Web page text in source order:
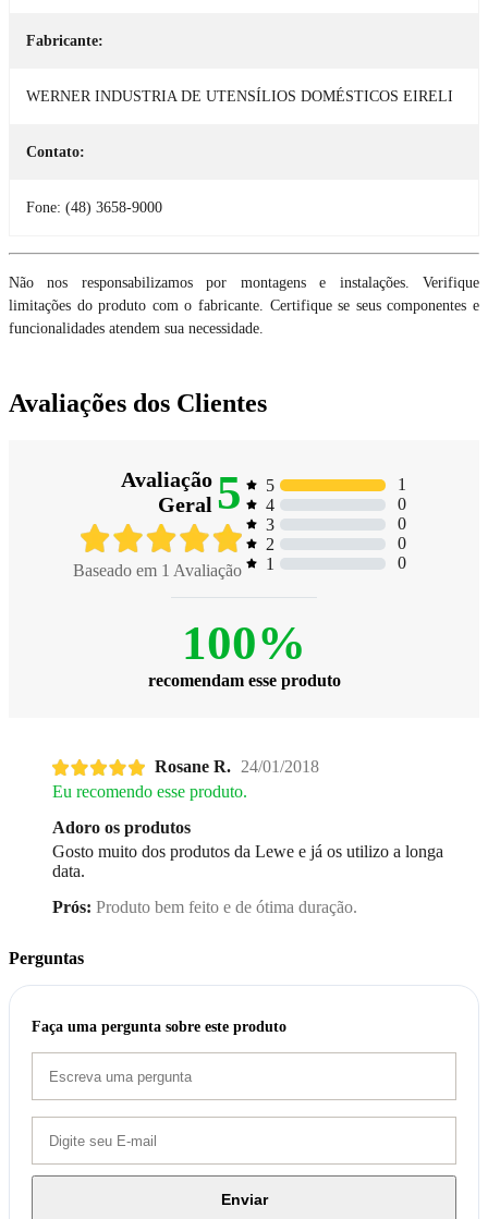
Fabricante:
WERNER INDUSTRIA DE UTENSÍLIOS DOMÉSTICOS EIRELI
Contato:
Fone: (48) 3658-9000
Não nos responsabilizamos por montagens e instalações. Verifique
limitações do produto com o fabricante. Certifique se seus componentes e
funcionalidades atendem sua necessidade.
Avaliações dos Clientes
Avaliação
Geral 5
Baseado em 1 Avaliação
5
1
4
0
3
0
2
0
1
0
100%
recomendam esse produto
Rosane R. 24/01/2018
Eu recomendo esse produto.
Adoro os produtos
Gosto muito dos produtos da Lewe e já os utilizo a longa
data.
Prós: Produto bem feito e de ótima duração.
Perguntas
Faça uma pergunta sobre este produto
Enviar